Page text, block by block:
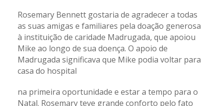
Rosemary Bennett gostaria de agradecer a todas
as suas amigas e familiares pela doação generosa
à instituição de caridade Madrugada, que apoiou
Mike ao longo de sua doença. O apoio de
Madrugada significava que Mike podia voltar para
casa do hospital
na primeira oportunidade e estar a tempo para o
Natal. Rosemary teve grande conforto pelo fato